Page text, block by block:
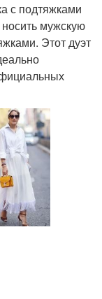
с подтяжками
мужскую
Этот дуэт